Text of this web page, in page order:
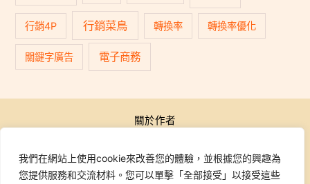
我們在網站上使用cookie來改善您的體驗，並根據您的興趣為
您提供服務和交流材料。您可以單擊「全部接受」以接受這些
行銷4P 行銷菜鳥 轉換率 轉換率優化
關鍵字廣告 電子商務
關於作者
行銷學院
課程報名